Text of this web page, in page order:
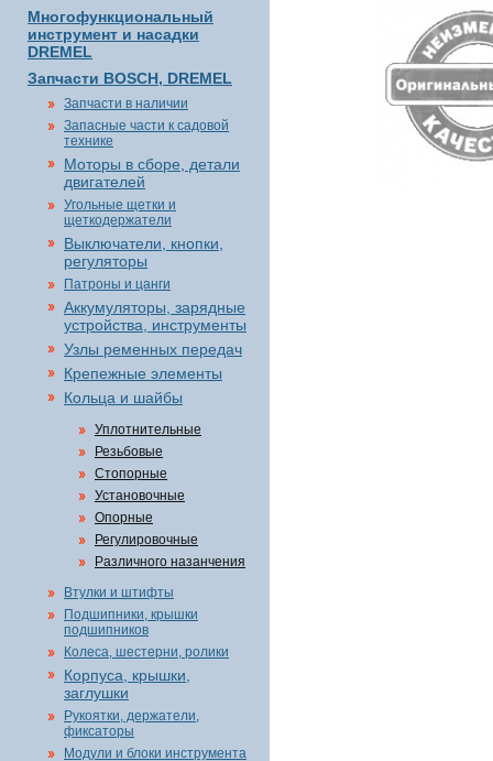
Многофункциональный
инструмент и насадки
DREMEL
Запчасти BOSCH, DREMEL
Запчасти в наличии
Запасные части к садовой
технике
Моторы в сборе, детали
двигателей
Угольные щетки и
щеткодержатели
Выключатели, кнопки,
регуляторы
Патроны и цанги
Аккумуляторы, зарядные
устройства, инструменты
Узлы ременных передач
Крепежные элементы
Кольца и шайбы
Уплотнительные
Резьбовые
Стопорные
Установочные
Опорные
Регулировочные
Различного назанчения
Втулки и штифты
Подшипники, крышки
подшипников
Колеса, шестерни, ролики
Корпуса, крышки,
заглушки
Рукоятки, держатели,
фиксаторы
Модули и блоки инструмента